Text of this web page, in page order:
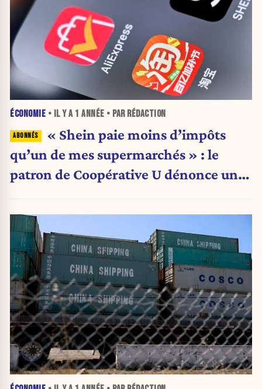
ÉCONOMIE • IL Y A 1 ANNÉE • PAR RÉDACTION
« Shein paie moins d’impôts
qu’un de mes supermarchés » : le
patron de Coopérative U dénonce une